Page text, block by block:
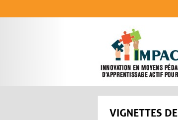
VIGNETTES